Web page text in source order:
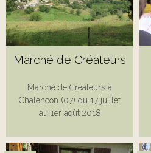
Marché de Créateurs
Marché de Créateurs à
Chalencon (07) du 17 juillet
au 1er août 2018